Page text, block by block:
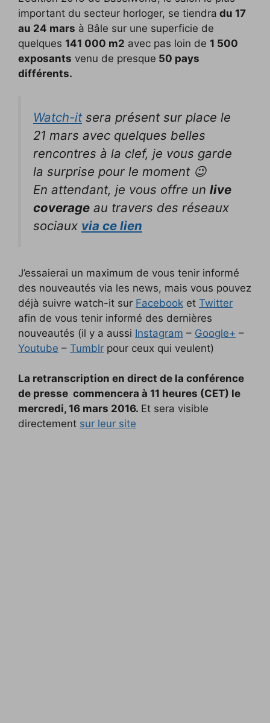
important du secteur horloger, se tiendra du 17
au 24 mars à Bâle sur une superficie de
quelques 141 000 m2 avec pas loin de 1 500
exposants venu de presque 50 pays
différents.
Watch-itsera présent sur place le
21 mars avec quelques belles
rencontres à la clef, je vous garde
la surprise pour le moment 😉
En attendant, je vous offre un live
coverage au travers des réseaux
sociaux via ce lien
J’essaierai un maximum de vous tenir informé
des nouveautés via les news, mais vous pouvez
déjà suivre watch-it sur Facebook et Twitter
afin de vous tenir informé des dernières
nouveautés (il y a aussi Instagram – Google+ –
Youtube – Tumblr pour ceux qui veulent)
La retranscription en direct de la conférence
de presse commencera à 11 heures (CET) le
mercredi, 16 mars 2016. Et sera visible
directement sur leur site